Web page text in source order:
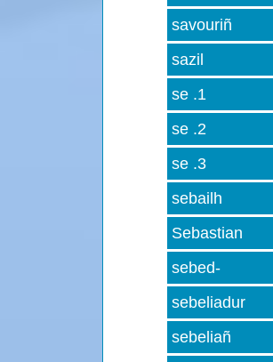
savouriñ
sazil
se .1
se .2
se .3
sebailh
Sebastian
sebed-
sebeliadur
sebeliañ